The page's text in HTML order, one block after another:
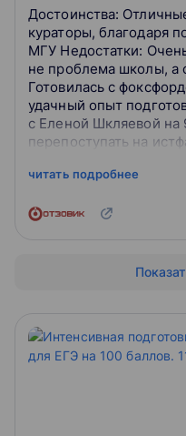
Достоинства: Отличные преподаватели и
кураторы, благодаря
МГУ Недостатки: Очень много информации,но это
не проблема школы, а
Готовилась с
удачный опыт
с Еленой Шкляевой на
перепоступать на
читать подробнее